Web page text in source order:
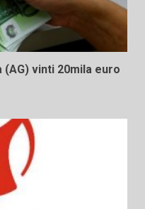
(AG) vinti 20mila euro